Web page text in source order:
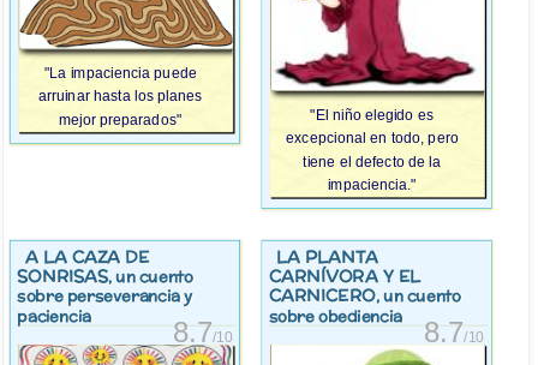
"La impaciencia puede
arruinar hasta los planes
mejor preparados"
"El niño elegido es
excepcional en todo, pero
tiene el defecto de la
impaciencia."
A LA CAZA DE
SONRISAS, un cuento
sobre perseverancia y
paciencia
8.7/10
LA PLANTA
CARNÍVORA Y EL
CARNICERO, un cuento
sobre obediencia
8.7/10